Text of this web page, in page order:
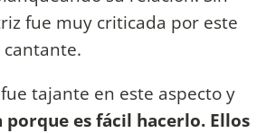
fue muy criticada por este
tajante en este aspecto y
porque es fácil hacerlo. Ellos